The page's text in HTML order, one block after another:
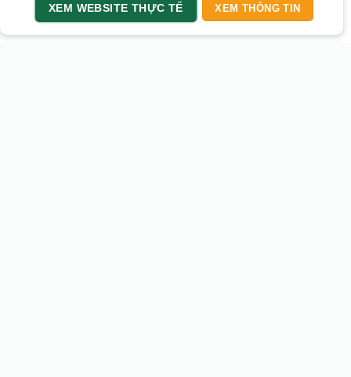
XEM WEBSITE THỰC TẾ XEM THÔNG TIN